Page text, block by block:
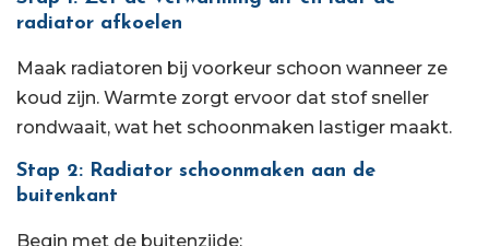
radiator afkoelen
Maak radiatoren bij voorkeur schoon wanneer ze
koud zijn. Warmte zorgt ervoor dat stof sneller
rondwaait, wat het schoonmaken lastiger maakt.
Stap 2: Radiator schoonmaken aan de
buitenkant
Begin met de buitenzijde: